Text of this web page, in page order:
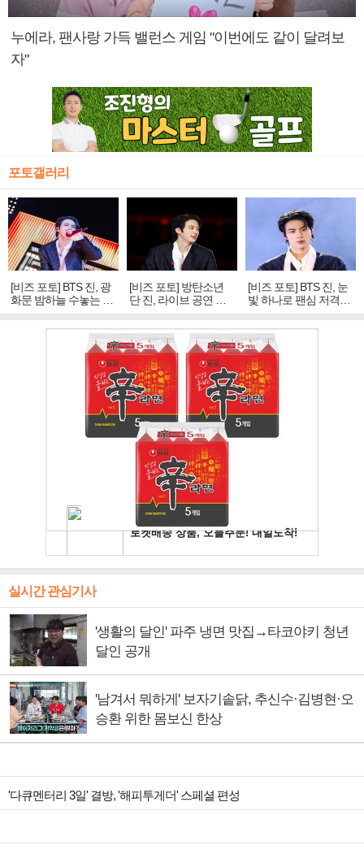
누에라, 팬사랑 가득 밸런스 게임 "이번에도 같이 달려보
자"
포토갤러리
[비즈 포토] BTS 진, 광
화문 밤하늘 수놓는 '비
주얼 킹'의 열창
[비즈 포토] 방탄소년
단 진, 라이브 공연 중
빛나는 독보적 아우라
[비즈 포토] BTS 진, 눈
빛 하나로 팬심 저격…
독보적 카리스마
실시간 관심기사
'생활의 달인' 파주 냉면 맛집→타코야키 청년
달인 공개
'남겨서 뭐하게' 보자기솥닭, 추신수·김병현·오
승환 위한 몸보신 한상
'다큐멘터리 3일' 결방, '해피투게더' 스페셜 편성